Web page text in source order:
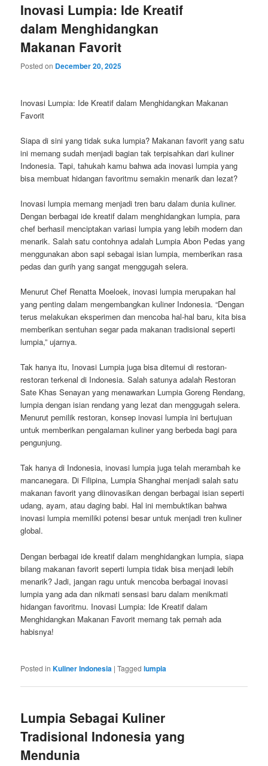
Inovasi Lumpia: Ide Kreatif
dalam Menghidangkan
Makanan Favorit
Posted on December 20, 2025
Inovasi Lumpia: Ide Kreatif dalam Menghidangkan Makanan
Favorit
Siapa di sini yang tidak suka lumpia? Makanan favorit yang satu
ini memang sudah menjadi bagian tak terpisahkan dari kuliner
Indonesia. Tapi, tahukah kamu bahwa ada inovasi lumpia yang
bisa membuat hidangan favoritmu semakin menarik dan lezat?
Inovasi lumpia memang menjadi tren baru dalam dunia kuliner.
Dengan berbagai ide kreatif dalam menghidangkan lumpia, para
chef berhasil menciptakan variasi lumpia yang lebih modern dan
menarik. Salah satu contohnya adalah Lumpia Abon Pedas yang
menggunakan abon sapi sebagai isian lumpia, memberikan rasa
pedas dan gurih yang sangat menggugah selera.
Menurut Chef Renatta Moeloek, inovasi lumpia merupakan hal
yang penting dalam mengembangkan kuliner Indonesia. “Dengan
terus melakukan eksperimen dan mencoba hal-hal baru, kita bisa
memberikan sentuhan segar pada makanan tradisional seperti
lumpia,” ujarnya.
Tak hanya itu, Inovasi Lumpia juga bisa ditemui di restoran-
restoran terkenal di Indonesia. Salah satunya adalah Restoran
Sate Khas Senayan yang menawarkan Lumpia Goreng Rendang,
lumpia dengan isian rendang yang lezat dan menggugah selera.
Menurut pemilik restoran, konsep inovasi lumpia ini bertujuan
untuk memberikan pengalaman kuliner yang berbeda bagi para
pengunjung.
Tak hanya di Indonesia, inovasi lumpia juga telah merambah ke
mancanegara. Di Filipina, Lumpia Shanghai menjadi salah satu
makanan favorit yang diinovasikan dengan berbagai isian seperti
udang, ayam, atau daging babi. Hal ini membuktikan bahwa
inovasi lumpia memiliki potensi besar untuk menjadi tren kuliner
global.
Dengan berbagai ide kreatif dalam menghidangkan lumpia, siapa
bilang makanan favorit seperti lumpia tidak bisa menjadi lebih
menarik? Jadi, jangan ragu untuk mencoba berbagai inovasi
lumpia yang ada dan nikmati sensasi baru dalam menikmati
hidangan favoritmu. Inovasi Lumpia: Ide Kreatif dalam
Menghidangkan Makanan Favorit memang tak pernah ada
habisnya!
Posted in Kuliner Indonesia |Tagged lumpia
Lumpia Sebagai Kuliner
Tradisional Indonesia yang
Mendunia